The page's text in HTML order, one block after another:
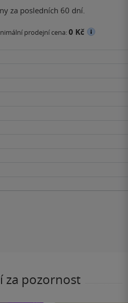
za posledních 60 dní.
prodejní cena:0 Kč
za pozornost